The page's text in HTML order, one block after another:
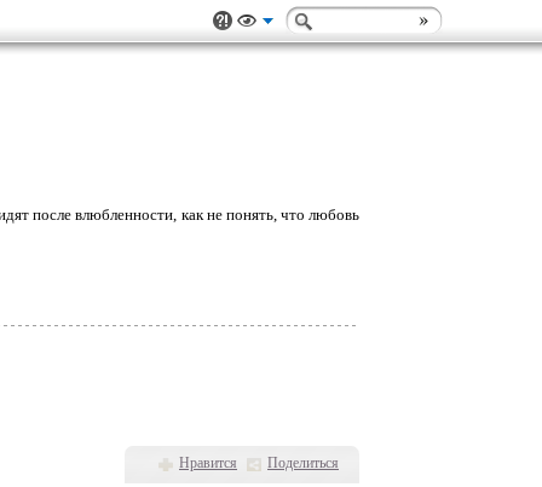
после влюбленности, как не понять, что любовь
Нравится Поделиться